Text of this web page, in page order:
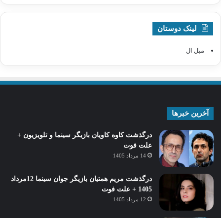
لینک دوستان
مبل ال
آخرین خبرها
درگذشت کاوه کاویان بازیگر سینما و تلویزیون +
علت فوت
14 مرداد 1405
درگذشت مریم همتیان بازیگر جوان سینما 12مرداد
1405 + علت فوت
12 مرداد 1405